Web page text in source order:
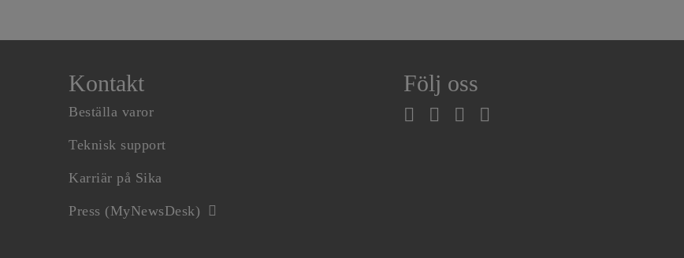
Kontakt
Beställa varor
Teknisk support
Karriär på Sika
Press (MyNewsDesk)
Följ oss